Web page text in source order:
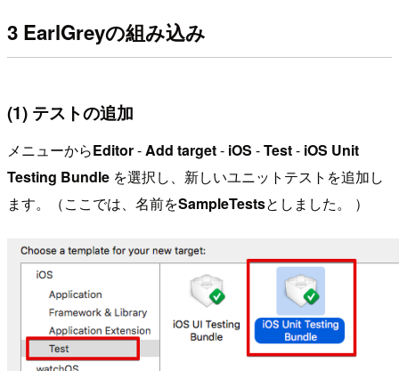
3 EarlGreyの組み込み
(1) テストの追加
メニューからEditor- Add target- iOS -Test- iOS Unit
Testing Bundle を選択し、新しいユニットテストを追加し
ます。（ここでは、名前をSampleTestsとしました。 ）